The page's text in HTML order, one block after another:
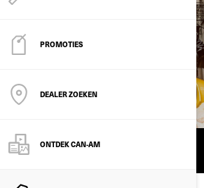
PROMOTIES
DEALER ZOEKEN
ONTDEK CAN-AM